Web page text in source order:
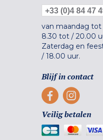
+33 (0)4 84 47
van maandag
8.30 tot / 20.00
Zaterdag en
/ 18.00 uur.
Blijf in contact
Veilig betalen